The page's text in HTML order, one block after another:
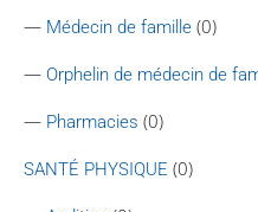
— Médecin de famille (0)
— Orphelin de médecin de
— Pharmacies (0)
SANTÉ PHYSIQUE (0)